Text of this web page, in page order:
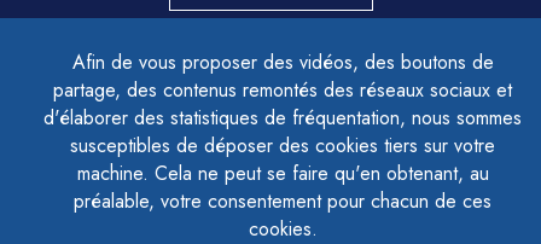
Afin de vous proposer des vidéos, des boutons de
partage, des contenus remontés des réseaux sociaux et
d'élaborer des statistiques de fréquentation, nous sommes
susceptibles de déposer des cookies tiers sur votre
machine. Cela ne peut se faire qu'en obtenant, au
préalable, votre consentement pour chacun de ces
cookies.
ACCESSIBILITÉ - PARTIELLEMENT CONFORME
PLAN DU SITE
MENTIONS LÉGALES
CONTACTER LE DÉLÉGUÉ À LA PROTECTION DES DONNÉES
GESTION DES COOKIES